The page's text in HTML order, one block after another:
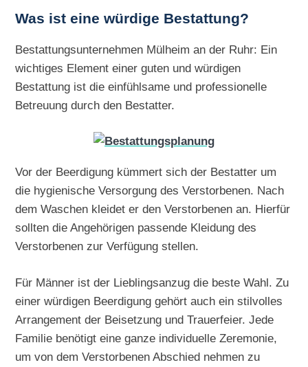
Was ist eine würdige Bestattung?
Bestattungsunternehmen Mülheim an der Ruhr: Ein
wichtiges Element einer guten und würdigen
Bestattung ist die einfühlsame und professionelle
Betreuung durch den Bestatter.
Vor der Beerdigung kümmert sich der Bestatter um
die hygienische Versorgung des Verstorbenen. Nach
dem Waschen kleidet er den Verstorbenen an. Hierfür
sollten die Angehörigen passende Kleidung des
Verstorbenen zur Verfügung stellen.
Für Männer ist der Lieblingsanzug die beste Wahl. Zu
einer würdigen Beerdigung gehört auch ein stilvolles
Arrangement der Beisetzung und Trauerfeier. Jede
Familie benötigt eine ganze individuelle Zeremonie,
um von dem Verstorbenen Abschied nehmen zu